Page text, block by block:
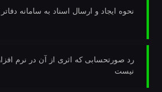
نحوه ایجاد و ارسال اسناد به سامانه
رد صورتحسابی که اثری از آن در نرم
نیست